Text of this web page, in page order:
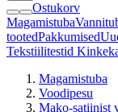
Ostukorv
Magamistuba
tootedPakkumised
Tekstiilitestid
Magamistuba
Voodipesu
Mako-satiinist